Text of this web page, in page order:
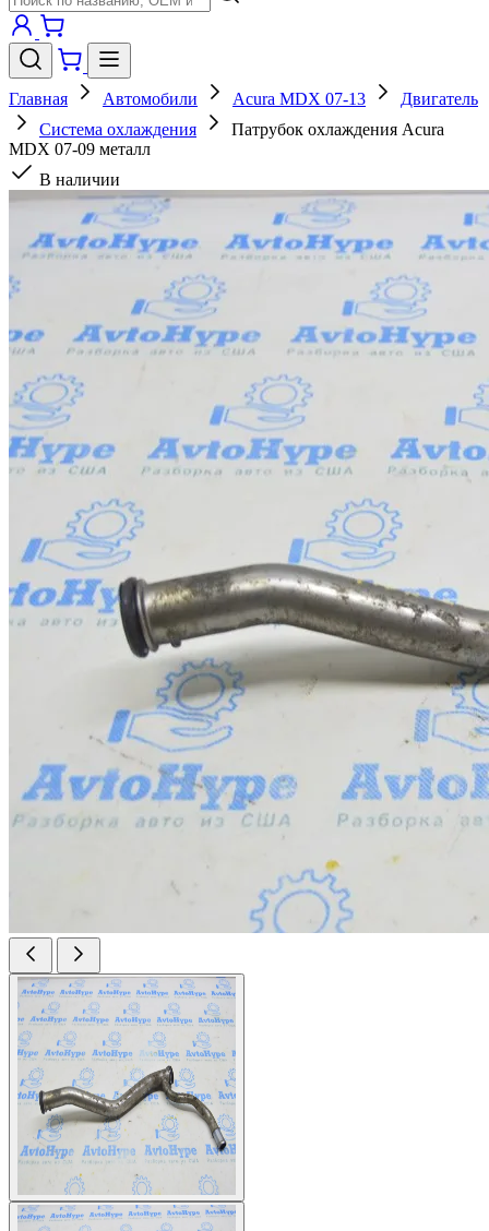
Главная Автомобили Acura MDX 07-13
Двигатель
Система охлаждения
Патрубок охлаждения Acura
MDX 07-09 металл
В наличии